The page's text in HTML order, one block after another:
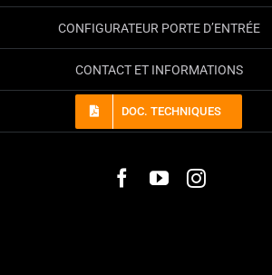
CONFIGURATEUR PORTE D’ENTRÉE
CONTACT ET INFORMATIONS
DOC. TECHNIQUES
Facebook
YouTubeInstagram